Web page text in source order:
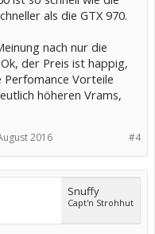
als die GTX 970.
nach nur die
der Preis ist happig,
Vorteile
höheren Vrams,
#4
2016
Snuffy
Capt'n Strohhut